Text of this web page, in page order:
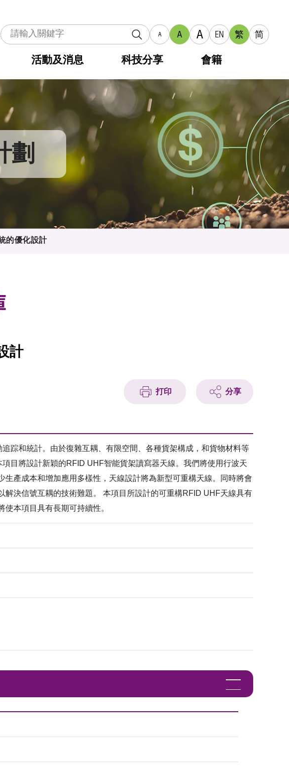
A A A EN 繁 简
活動及消息 科技分享 會籍
劃
的優化設計
計
打印 分享
踪和統計。由於復雜互耦、有限空間、各種貨架構成，和貨物材料等
目將設計新穎的RFID UHF智能貨架讀寫器天線。我們將使用行波天
產成本和增加應用多樣性，天線設計將為新型可重構天線。同時將會
解決信號互耦的技術難題。 本項目所設計的可重構RFID UHF天線具有
本項目具有長期可持續性。